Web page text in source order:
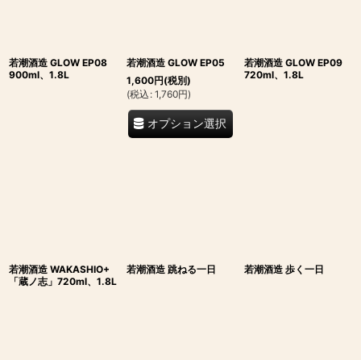
若潮酒造 GLOW EP08
900ml、1.8L
若潮酒造 GLOW EP05
1,600円(税別)
(税込 : 1,760円)
オプション選択
若潮酒造 GLOW EP09
720ml、1.8L
若潮酒造 WAKASHIO+
「蔵ノ志」720ml、1.8L
若潮酒造 跳ねる一日 若潮酒造 歩く一日